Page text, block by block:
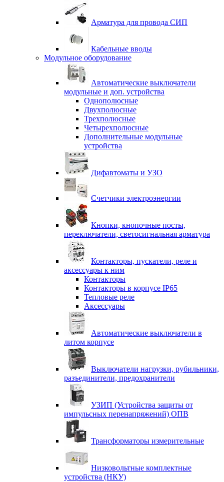
Арматура для провода СИП
Кабельные вводы
Модульное оборудование
Автоматические выключатели
модульные и доп. устройства
Однополюсные
Двухполюсные
Трехполюсные
Четырехполюсные
Дополнительные модульные
устройства
Дифавтоматы и УЗО
Счетчики электроэнергии
Кнопки, кнопочные посты,
переключатели, светосигнальная арматура
Контакторы, пускатели, реле и
аксессуары к ним
Контакторы
Контакторы в корпусе IP65
Тепловые реле
Аксессуары
Автоматические выключатели в
литом корпусе
Выключатели нагрузки, рубильники,
разъединители, предохранители
УЗИП (Устройства защиты от
импульсных перенапряжений) ОПВ
Трансформаторы измерительные
Низковольтные комплектные
устройства (НКУ)